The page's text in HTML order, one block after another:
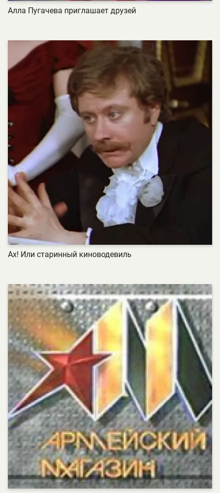
Алла Пугачева приглашает друзей
Ах! Или старинный киноводевиль